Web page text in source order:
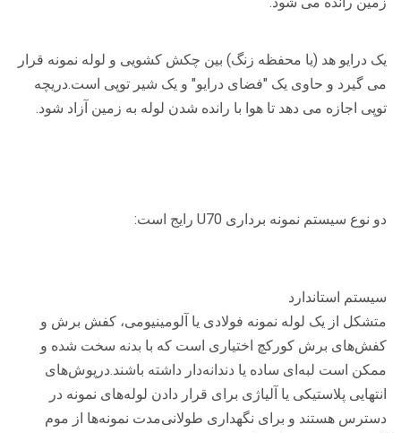
یک درایو هد (یا محفظه زنگ) بین چکش کشویی و لوله نمونه قرار
می گیرد و حاوی یک "فضای درایو" و یک شیر توپی است.دریچه
توپی اجازه می دهد تا هوا با رانده شدن لوله به زمین آزاد شود.
دو نوع سیستم نمونه برداری U70 رایج است:
سیستم استاندارد
متشکل از یک لوله نمونه فولادی یا آلومینیومی، کفش برش و
کفش‌های برش کورکچ اختیاری است که با بدنه سخت شده و
ممکن است لبه‌ای ساده یا دندانه‌دار داشته باشند.درپوش‌های
انتهایی پلاستیکی یا آلیاژی برای قرار دادن لوله‌های نمونه در
دسترس هستند و برای نگهداری طولانی‌مدت نمونه‌ها از موم